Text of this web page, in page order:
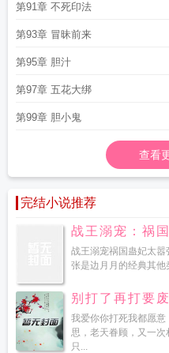
第91章 不死印法
第93章 冒昧前来
第95章 胆汁
第97章 五花大绑
第99章 胆小鬼
查看
完结小说推荐
战王溺宠：祸
战王溺宠祸国蛊妃太
张是边月月的经典其他
别打了再打要
我爱你你打死我都愿
思，老天眷顾，又一
只...